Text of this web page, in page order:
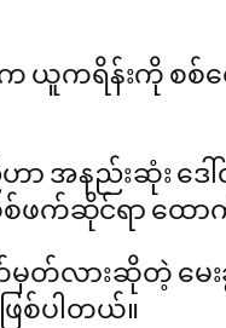
ယူကရိန်းကို စစ်
ည်းဆုံး ဒေါ်လ
ဆိုင်ရာ ထောက်ပံ့
လားဆိုတဲ့ မေ
ြစ်ပါတယ်။